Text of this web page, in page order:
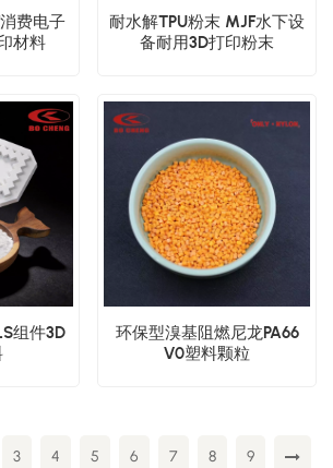
费电子
材料
耐水解TPU粉末 MJF水下设
备耐用3D打印粉末
组件3D
环保型溴基阻燃尼龙PA66
V0塑料颗粒
3 4 5 6 7 8 9